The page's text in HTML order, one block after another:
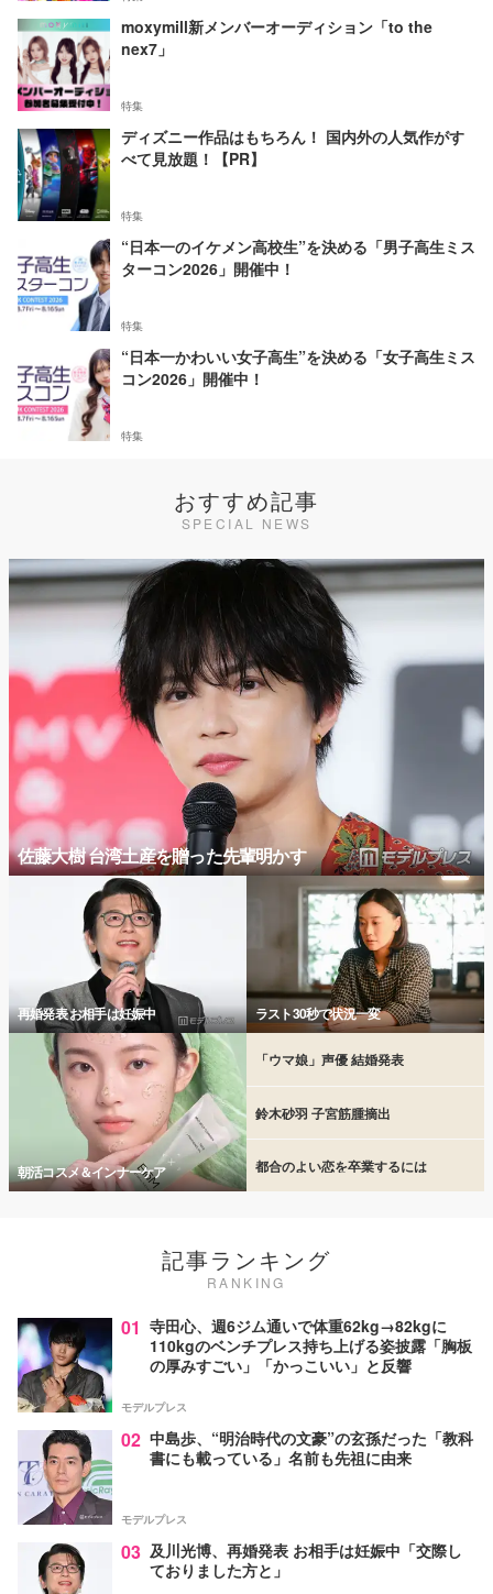
moxymill新メンバーオーディション「to the
nex7」
特集
ディズニー作品はもちろん！ 国内外の人気作がす
べて見放題！【PR】
特集
“日本一のイケメン高校生”を決める「男子高生ミス
ターコン2026」開催中！
特集
“日本一かわいい女子高生”を決める「女子高生ミス
コン2026」開催中！
特集
おすすめ記事
SPECIAL NEWS
佐藤大樹 台湾土産を贈った先輩明かす
再婚発表 お相手は妊娠中 ラスト30秒で状況一変
朝活コスメ＆インナーケア
「ウマ娘」声優 結婚発表
鈴木砂羽 子宮筋腫摘出
都合のよい恋を卒業するには
記事ランキング
RANKING
01 寺田心、週6ジム通いで体重62kg→82kgに
110kgのベンチプレス持ち上げる姿披露「胸板
の厚みすごい」「かっこいい」と反響
モデルプレス
02 中島歩、“明治時代の文豪”の玄孫だった「教科
書にも載っている」名前も先祖に由来
モデルプレス
03 及川光博、再婚発表 お相手は妊娠中「交際し
ておりました方と」